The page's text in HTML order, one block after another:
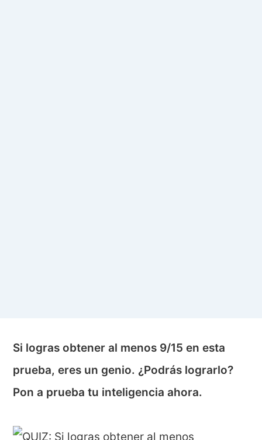
Si logras obtener al menos 9/15 en esta
prueba, eres un genio. ¿Podrás lograrlo?
Pon a prueba tu inteligencia ahora.